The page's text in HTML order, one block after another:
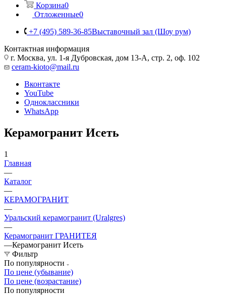
Корзина0
Отложенные0
+7 (495) 589-36-85Выставочный зал (Шоу рум)
Контактная информация
г. Москва, ул. 1-я Дубровская, дом 13-А, стр. 2, оф. 102
ceram-kioto@mail.ru
Вконтакте
YouTube
Одноклассники
WhatsApp
Керамогранит Исеть
1
Главная
—
Каталог
—
КЕРАМОГРАНИТ
—
Уральский керамогранит (Uralgres)
—
Керамогранит ГРАНИТЕЯ
—Керамогранит Исеть
Фильтр
По популярности
По цене (убывание)
По цене (возрастание)
По популярности